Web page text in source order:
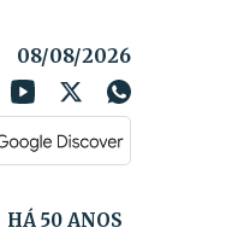
08/08/2026
HÁ 50 ANOS